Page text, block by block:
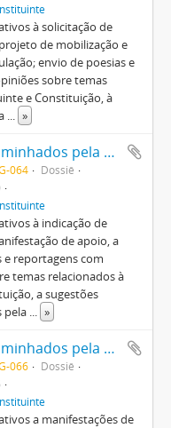
à solicitação de
de mobilização e
envio de poesias e
sobre temas
e Constituição, à
... »
Documentos encaminhados pela população em geral
064
Dossiê
à indicação de
de apoio, a
reportagens com
temas relacionados à
a sugestões
pela ... »
Documentos encaminhados pela população em geral
066
Dossiê
a manifestações de